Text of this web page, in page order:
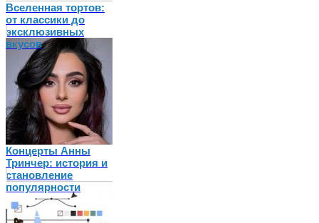
Вселенная тортов:
от классики до
эксклюзивных
вкусов
Концерты Анны
Тринчер: история и
становление
популярности